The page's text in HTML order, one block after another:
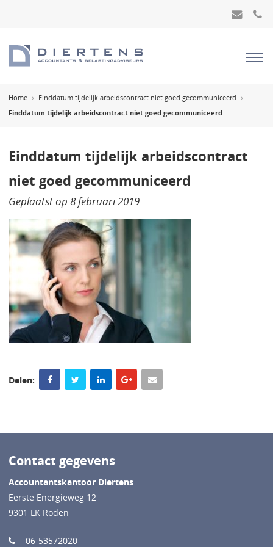
Home
Einddatum tijdelijk arbeidscontract niet goed gecommuniceerd
Einddatum tijdelijk arbeidscontract niet goed gecommuniceerd
Einddatum tijdelijk arbeidscontract
niet goed gecommuniceerd
Geplaatst op 8 februari 2019
Delen:
Contact gegevens
Accountantskantoor Diertens
Eerste Energieweg 12
9301 LK Roden
06-53572020